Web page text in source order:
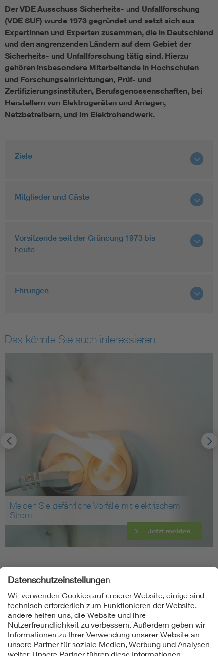
Protection technology + control technology in energy grids
Der VDE Ausschuss Sicherheits- und Unfallforschung
(VDE SUF) wurde 1973 gegründet und setzt sich aus
Expertinnen und Experten zusammen, die in Deutschland
und den angrenzenden Ländern auf dem Gebiet der
Sicherheits- und Unfallforschung tätig sind. Hierzu
gehören insbesondere Mitarbeitende in Hochschulen
und Forschungseinrichtungen, Prüf- und
Zertifizierungsinstituten, Berufsgenossenschaften, bei
Herstellern von Elektrogeräten und Anlagen,
Netzbetreibern, und im Elektrohandwerk.
Ziele
Mitglieder und Gäste
Vorsitzende seit der Gründung 1973 bis
heute
Ehrungen
Das könnte Sie auch interessieren
Melden Sie gefährliche Vorfälle mit elektrischem
Strom
Jetzt melden
Folgen Sie uns